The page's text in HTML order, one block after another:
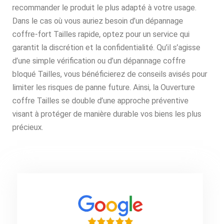
recommander le produit le plus adapté à votre usage.
Dans le cas où vous auriez besoin d’un dépannage
coffre-fort Tailles rapide, optez pour un service qui
garantit la discrétion et la confidentialité. Qu’il s’agisse
d’une simple vérification ou d’un dépannage coffre
bloqué Tailles, vous bénéficierez de conseils avisés pour
limiter les risques de panne future. Ainsi, la Ouverture
coffre Tailles se double d’une approche préventive
visant à protéger de manière durable vos biens les plus
précieux.